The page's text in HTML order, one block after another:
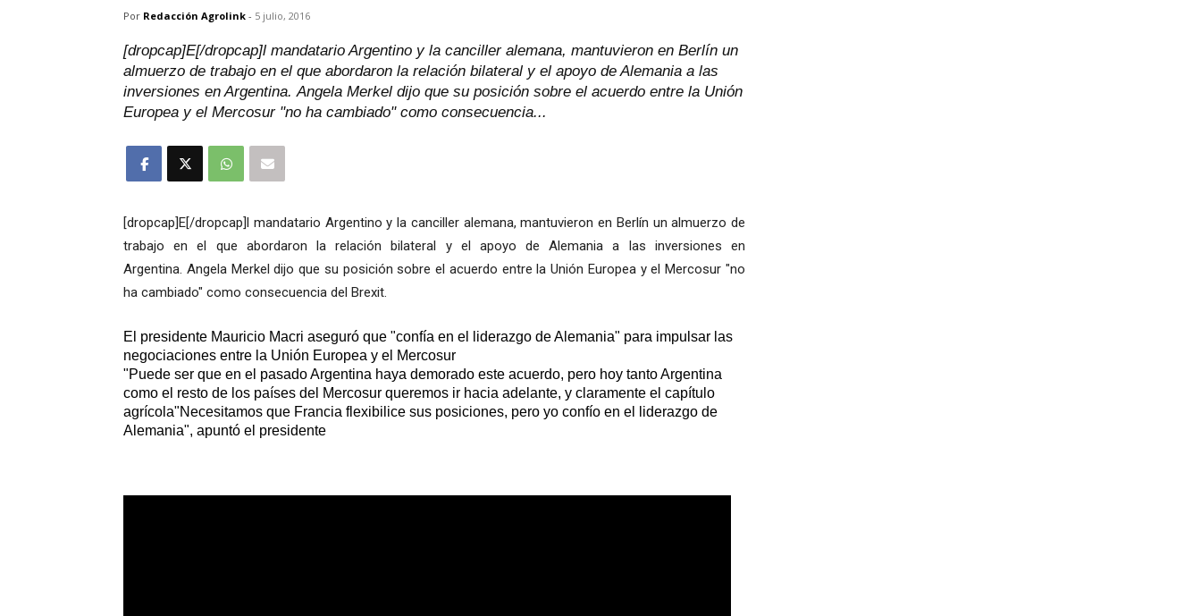
Por Redacción Agrolink - 5 julio, 2016
[dropcap]E[/dropcap]l mandatario Argentino y la canciller alemana, mantuvieron en Berlín un
almuerzo de trabajo en el que abordaron la relación bilateral y el apoyo de Alemania a las
inversiones en Argentina. Angela Merkel dijo que su posición sobre el acuerdo entre la Unión
Europea y el Mercosur "no ha cambiado" como consecuencia...
[dropcap]E[/dropcap]l mandatario Argentino y la canciller alemana, mantuvieron en Berlín un almuerzo de
trabajo en el que abordaron la relación bilateral y el apoyo de Alemania a las inversiones en
Argentina. Angela Merkel dijo que su posición sobre el acuerdo entre la Unión Europea y el Mercosur "no
ha cambiado" como consecuencia del Brexit.
El presidente Mauricio Macri aseguró que "confía en el liderazgo de Alemania" para impulsar las
negociaciones entre la Unión Europea y el Mercosur
"Puede ser que en el pasado Argentina haya demorado este acuerdo, pero hoy tanto Argentina
como el resto de los países del Mercosur queremos ir hacia adelante, y claramente el capítulo
agrícola"Necesitamos que Francia flexibilice sus posiciones, pero yo confío en el liderazgo de
Alemania", apuntó el presidente